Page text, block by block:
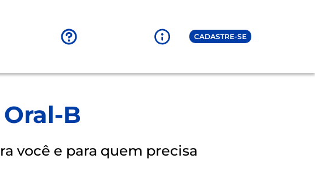
CADASTRE-SE
B
você e para quem precisa